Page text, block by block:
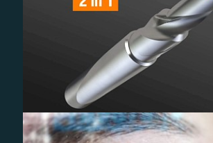
EMUGE – Produktvideo